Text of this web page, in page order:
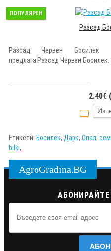
ПОПУЛЯРЕН
Разсад
Разсад Червен Босилек
предлага Разсад Червен Босилек.
2.40€
Етикети: Босилек, Дарк, Опал,
bilki,
AgroGradina.BG